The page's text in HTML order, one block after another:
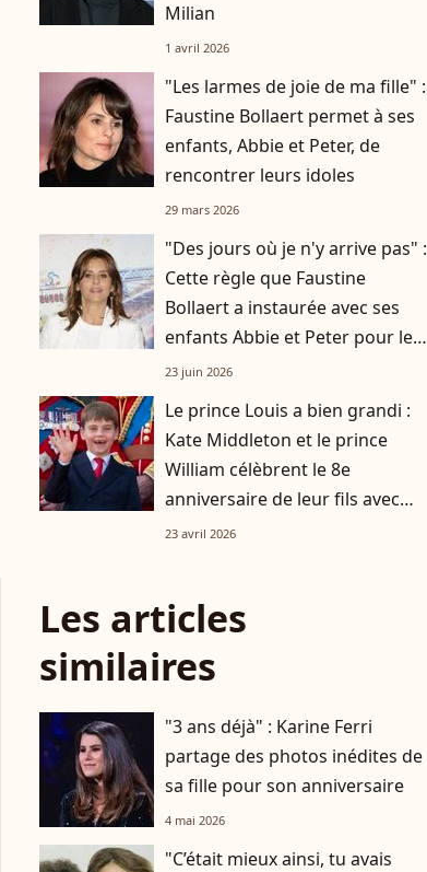
Milian
1 avril 2026
"Les larmes de joie de ma fille" :
Faustine Bollaert permet à ses
enfants, Abbie et Peter, de
rencontrer leurs idoles
29 mars 2026
"Des jours où je n'y arrive pas" :
Cette règle que Faustine
Bollaert a instaurée avec ses
enfants Abbie et Peter pour le
bien de tous
23 juin 2026
Le prince Louis a bien grandi :
Kate Middleton et le prince
William célèbrent le 8e
anniversaire de leur fils avec
des images inédites
23 avril 2026
Les articles
similaires
"3 ans déjà" : Karine Ferri
partage des photos inédites de
sa fille pour son anniversaire
4 mai 2026
"C’était mieux ainsi, tu avais